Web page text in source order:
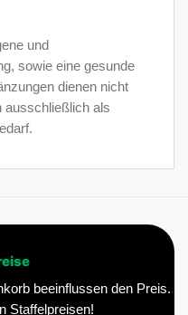
und
sowie eine gesunde
dienen nicht
ausschließlich als
beeinflussen den Preis.
Staffelpreisen!